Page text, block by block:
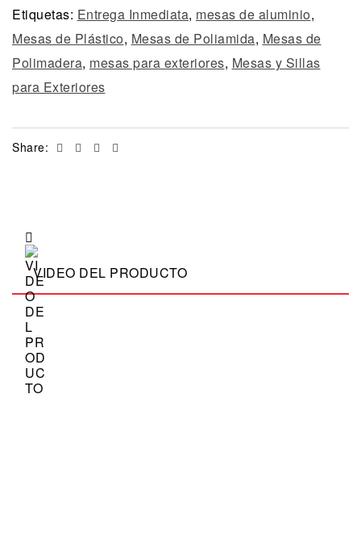
Etiquetas: Entrega Inmediata, mesas de aluminio,
Mesas de Plástico, Mesas de Poliamida, Mesas de
Polimadera, mesas para exteriores, Mesas y Sillas
para Exteriores
Share: Facebook
TwitterLinkedin
VIDEO DEL PRODUCTO